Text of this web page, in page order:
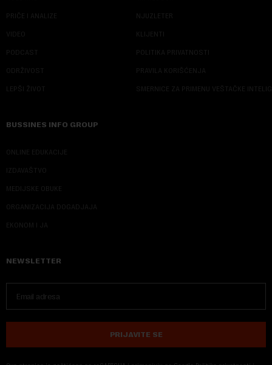
PRIČE I ANALIZE
VIDEO
PODCAST
ODRŽIVOST
LEPŠI ŽIVOT
NJUZLETER
KLIJENTI
POLITIKA PRIVATNOSTI
PRAVILA KORIŠĆENJA
SMERNICE ZA PRIMENU VEŠTAČKE
BUSSINES INFO GROUP
ONLINE EDUKACIJE
IZDAVAŠTVO
MEDIJSKE OBUKE
ORGANIZACIJA DOGADJAJA
EKONOM I JA
NEWSLETTER
PRIJAVITE SE